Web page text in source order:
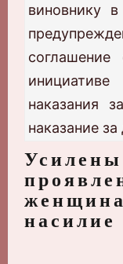
виновнику
инициативе
наказания
наказание
насилие